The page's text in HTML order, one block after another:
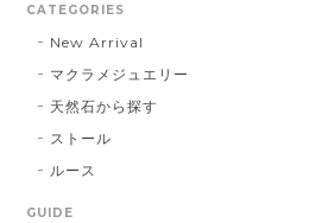
CATEGORIES
New Arrival
マクラメジュエリー
天然石から探す
ストール
ルース
GUIDE